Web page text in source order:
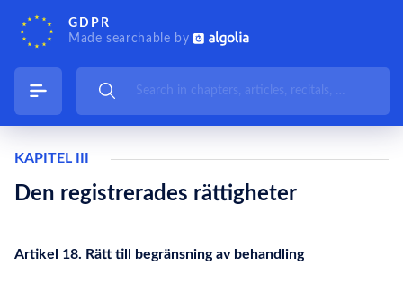
GDPR
Made searchable by
KAPITEL III
Den registrerades rättigheter
Artikel 18. Rätt till begränsning av behandling